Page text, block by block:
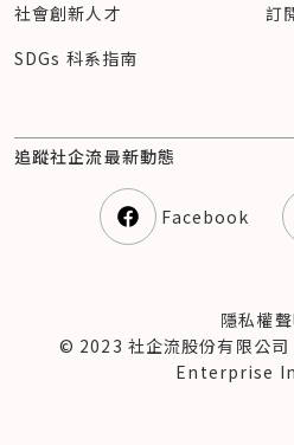
社會創新人才
SDGs 科系指南
訂
追蹤社企流最新動態
Facebook
隱私權
© 2023 社企流股份有限公
Enterprise